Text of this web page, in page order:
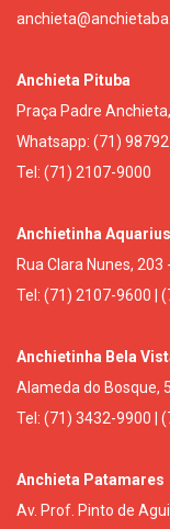
Anchieta Pituba
Praça Padre
Whatsapp: (71)
Tel: (71) 2107-9000
Anchietinha Aquarius
Rua Clara Nunes,
Tel: (71) 2107-9600 |
Anchietinha Bela
Alameda do Bosque,
Tel: (71) 3432-9900 |
Anchieta Patamares
Av. Prof. Pinto de